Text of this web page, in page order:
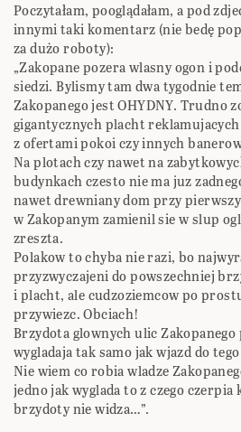
Poczytałam, pooglądałam, a pod
innymi taki komentarz (nie bedę
za dużo roboty):
„Zakopane pozera wlasny ogon i
siedzi. Bylismy tam dwa tygodnie
Zakopanego jest OHYDNY. Trudno
gigantycznych placht
z ofertami pokoi czy innych banerow
Na plotach czy nawet na
budynkach czesto nie ma juz
nawet drewniany dom przy
w Zakopanym zamienil sie w slup
zreszta.
Polakow to chyba nie razi, bo
przyzwyczajeni do powszechniej
i placht, ale cudzoziemcow po
przywiezc. Obciach!
Brzydota glownych ulic
wygladaja tak samo jak wjazd do
Nie wiem co robia wladze
jedno jak wyglada to z czego czerpia
brzydoty nie widza…”.